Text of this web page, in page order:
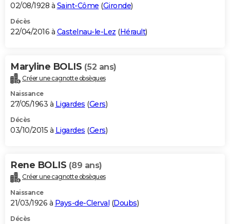
02/08/1928 à Saint-Côme (Gironde)
Décès
22/04/2016 à Castelnau-le-Lez (Hérault)
Maryline BOLIS (52 ans)
Créer une cagnotte obsèques
Naissance
27/05/1963 à Ligardes (Gers)
Décès
03/10/2015 à Ligardes (Gers)
Rene BOLIS (89 ans)
Créer une cagnotte obsèques
Naissance
21/03/1926 à Pays-de-Clerval (Doubs)
Décès